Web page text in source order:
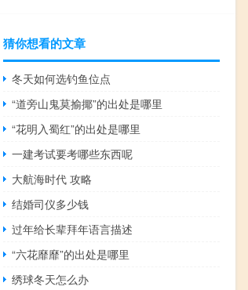
猜你想看的文章
冬天如何选钓鱼位点
“道旁山鬼莫揄揶”的出处是哪里
“花明入蜀红”的出处是哪里
一建考试要考哪些东西呢
大航海时代 攻略
结婚司仪多少钱
过年给长辈拜年语言描述
“六花靡靡”的出处是哪里
绣球冬天怎么办